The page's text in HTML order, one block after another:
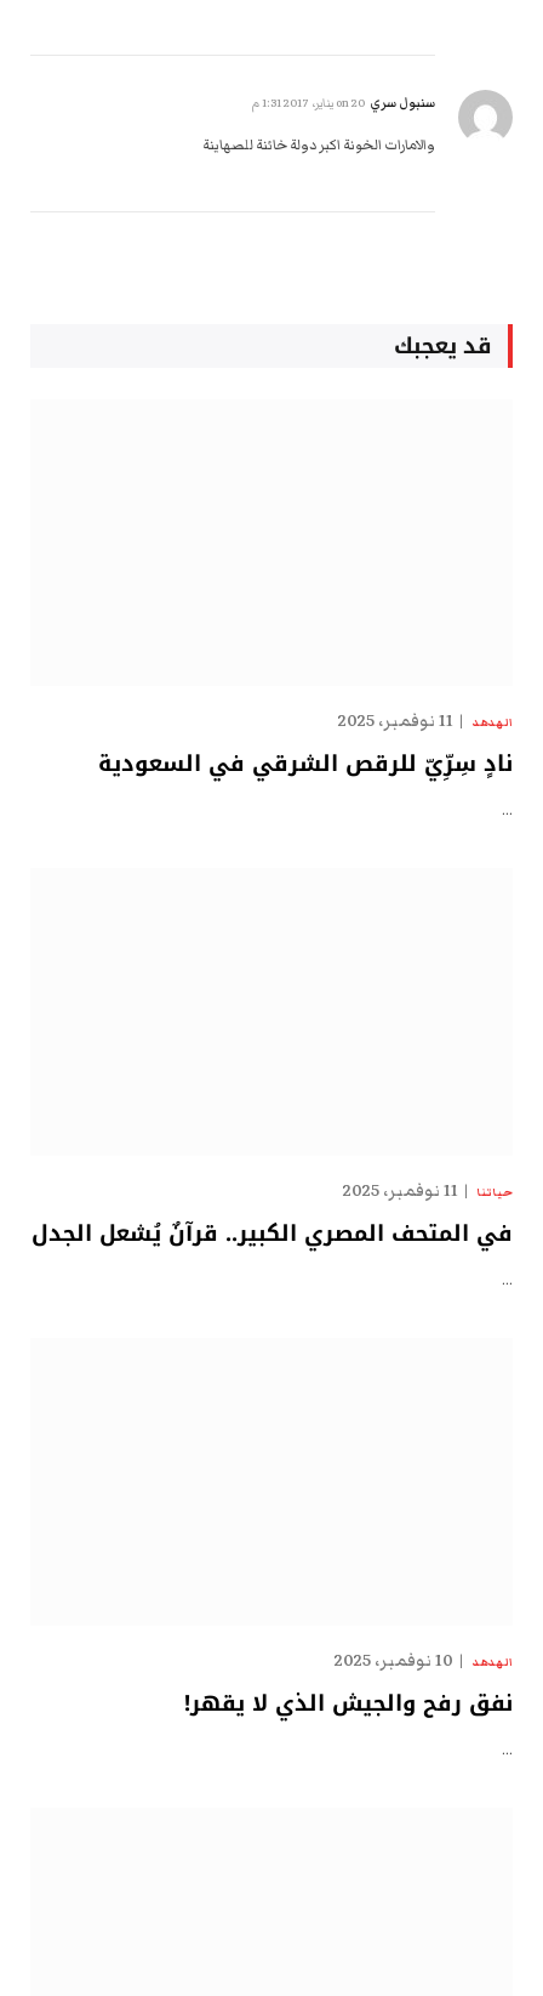
سنبول سري 20 يناير، 2017 1:31 م
والامارات الخونة اكبر دولة خائنة للصهاينة
قد يعجبك
الهدهد 11 نوفمبر، 2025
نادٍ سِرِّيّ للرقص الشرقي في السعودية
…
حياتنا 11 نوفمبر، 2025
في المتحف المصري الكبير.. قرآنٌ يُشعل الجدل
…
الهدهد 10 نوفمبر، 2025
نفق رفح والجيش الذي لا يقهر!
…